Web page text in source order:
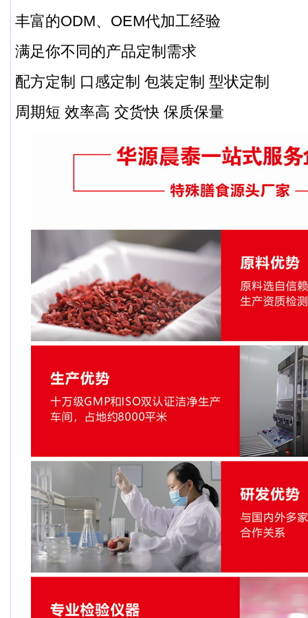
丰富的ODM、OEM代加工经验
满足你不同的产品定制需求
配方定制 口感定制 包装定制 型状定制
周期短 效率高 交货快 保质保量